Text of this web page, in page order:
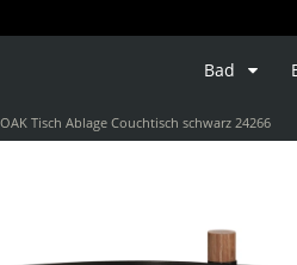
Bad
Tisch Ablage Couchtisch schwarz 24266